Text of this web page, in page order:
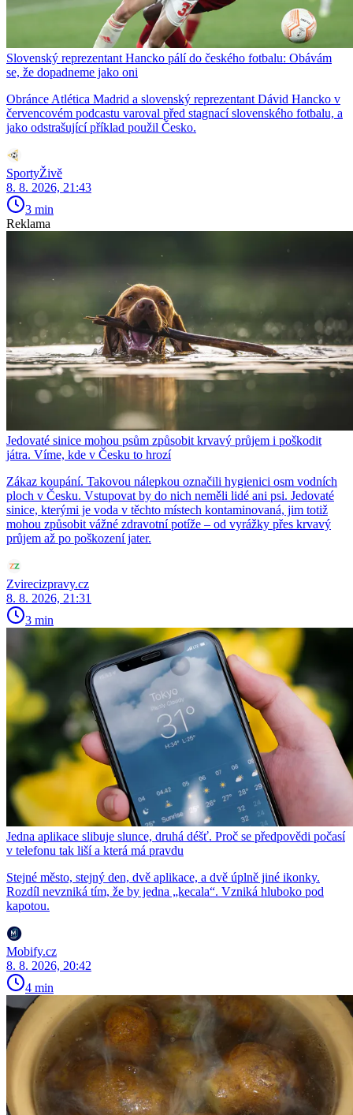
Slovenský reprezentant Hancko pálí do českého fotbalu: Obávám
se, že dopadneme jako oni
Obránce Atlética Madrid a slovenský reprezentant Dávid Hancko v
červencovém podcastu varoval před stagnací slovenského fotbalu, a
jako odstrašující příklad použil Česko.
SportyŽivě
8. 8. 2026, 21:43
3 min
Reklama
Jedovaté sinice mohou psům způsobit krvavý průjem i poškodit
játra. Víme, kde v Česku to hrozí
Zákaz koupání. Takovou nálepkou označili hygienici osm vodních
ploch v Česku. Vstupovat by do nich neměli lidé ani psi. Jedovaté
sinice, kterými je voda v těchto místech kontaminovaná, jim totiž
mohou způsobit vážné zdravotní potíže – od vyrážky přes krvavý
průjem až po poškození jater.
Zvirecizpravy.cz
8. 8. 2026, 21:31
3 min
Jedna aplikace slibuje slunce, druhá déšť. Proč se předpovědi počasí
v telefonu tak liší a která má pravdu
Stejné město, stejný den, dvě aplikace, a dvě úplně jiné ikonky.
Rozdíl nevzniká tím, že by jedna „kecala“. Vzniká hluboko pod
kapotou.
Mobify.cz
8. 8. 2026, 20:42
4 min